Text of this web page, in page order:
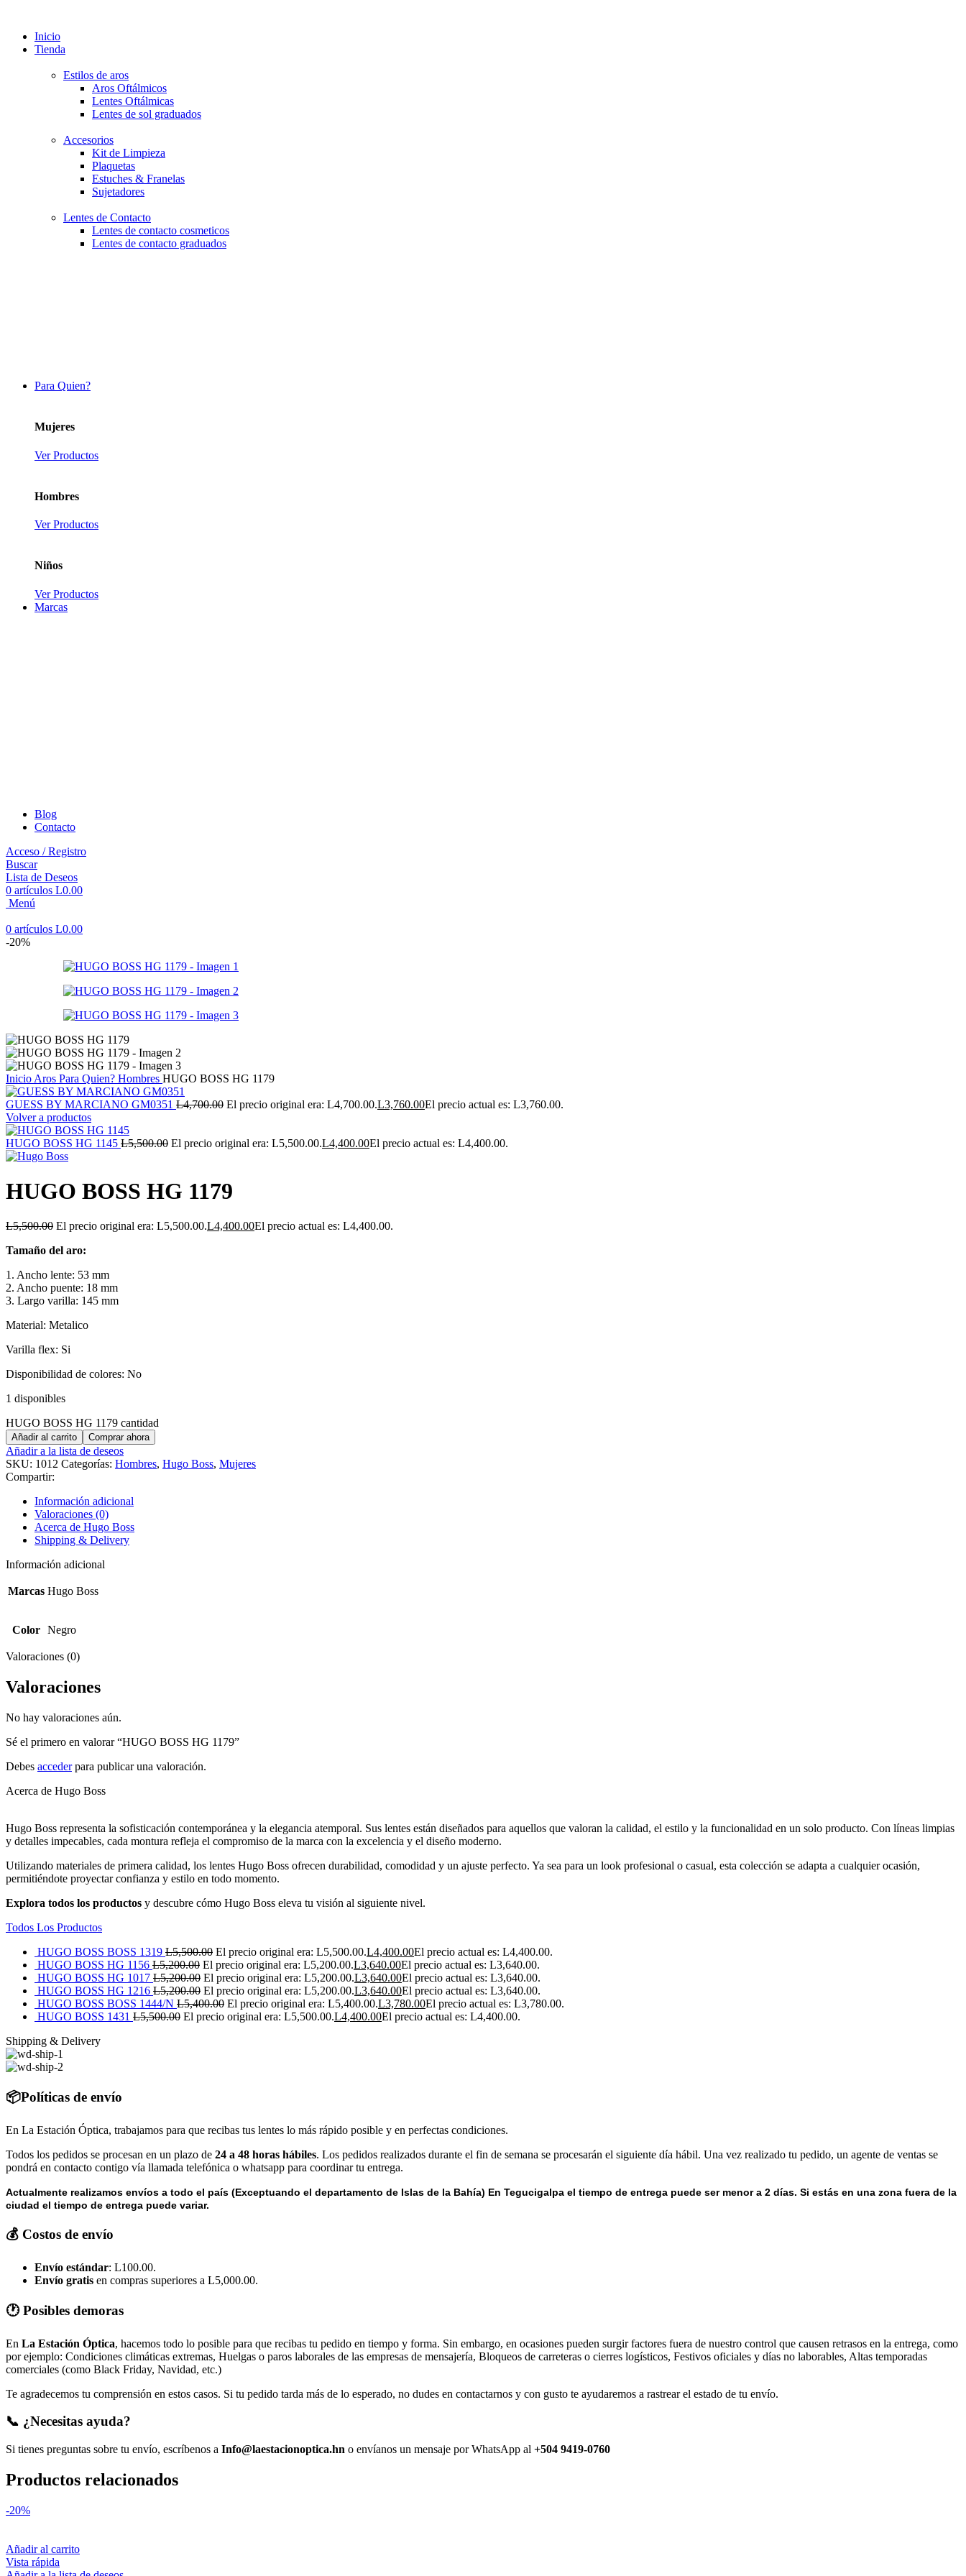
Inicio
Tienda
Estilos de aros
Aros Oftálmicos
Lentes Oftálmicas
Lentes de sol graduados
Accesorios
Kit de Limpieza
Plaquetas
Estuches & Franelas
Sujetadores
Lentes de Contacto
Lentes de contacto cosmeticos
Lentes de contacto graduados
Para Quien?
Mujeres
Ver Productos
Hombres
Ver Productos
Niños
Ver Productos
Marcas
Blog
Contacto
Acceso / Registro
Buscar
Lista de Deseos
0 artículos L0.00
Menú
0 artículos L0.00
-20%
Inicio Aros Para Quien? Hombres HUGO BOSS HG 1179
GUESS BY MARCIANO GM0351 L4,700.00 El precio original era: L4,700.00.L3,760.00El precio actual es: L3,760.00.
Volver a productos
HUGO BOSS HG 1145 L5,500.00 El precio original era: L5,500.00.L4,400.00El precio actual es: L4,400.00.
HUGO BOSS HG 1179
L5,500.00 El precio original era: L5,500.00.L4,400.00El precio actual es: L4,400.00.
Tamaño del aro:
1. Ancho lente: 53 mm
2. Ancho puente: 18 mm
3. Largo varilla: 145 mm
Material: Metalico
Varilla flex: Si
Disponibilidad de colores: No
1 disponibles
HUGO BOSS HG 1179 cantidad
Añadir al carrito Comprar ahora
Añadir a la lista de deseos
SKU: 1012 Categorías: Hombres, Hugo Boss, Mujeres
Compartir:
Información adicional
Valoraciones (0)
Acerca de Hugo Boss
Shipping & Delivery
Información adicional
Marcas Hugo Boss
Color Negro
Valoraciones (0)
Valoraciones
No hay valoraciones aún.
Sé el primero en valorar “HUGO BOSS HG 1179”
Debes accederpara publicar una valoración.
Acerca de Hugo Boss
Hugo Boss representa la sofisticación contemporánea y la elegancia atemporal. Sus lentes están diseñados para aquellos que valoran la calidad, el estilo y la funcionalidad en un solo producto. Con líneas limpias
y detalles impecables, cada montura refleja el compromiso de la marca con la excelencia y el diseño moderno.
Utilizando materiales de primera calidad, los lentes Hugo Boss ofrecen durabilidad, comodidad y un ajuste perfecto. Ya sea para un look profesional o casual, esta colección se adapta a cualquier ocasión,
permitiéndote proyectar confianza y estilo en todo momento.
Explora todos los productos y descubre cómo Hugo Boss eleva tu visión al siguiente nivel.
Todos Los Productos
HUGO BOSS BOSS 1319 L5,500.00 El precio original era: L5,500.00.L4,400.00El precio actual es: L4,400.00.
HUGO BOSS HG 1156 L5,200.00 El precio original era: L5,200.00.L3,640.00El precio actual es: L3,640.00.
HUGO BOSS HG 1017 L5,200.00 El precio original era: L5,200.00.L3,640.00El precio actual es: L3,640.00.
HUGO BOSS HG 1216 L5,200.00 El precio original era: L5,200.00.L3,640.00El precio actual es: L3,640.00.
HUGO BOSS BOSS 1444/N L5,400.00 El precio original era: L5,400.00.L3,780.00El precio actual es: L3,780.00.
HUGO BOSS 1431 L5,500.00 El precio original era: L5,500.00.L4,400.00El precio actual es: L4,400.00.
Shipping & Delivery
📦Políticas de envío
En La Estación Óptica, trabajamos para que recibas tus lentes lo más rápido posible y en perfectas condiciones.
Todos los pedidos se procesan en un plazo de 24 a 48 horas hábiles. Los pedidos realizados durante el fin de semana se procesarán el siguiente día hábil. Una vez realizado tu pedido, un agente de ventas se
pondrá en contacto contigo vía llamada telefónica o whatsapp para coordinar tu entrega.
Actualmente realizamos envíos a todo el país (Exceptuando el departamento de Islas de la Bahía) En Tegucigalpa el tiempo de entrega puede ser menor a 2 días. Si estás en una zona fuera de la
ciudad el tiempo de entrega puede variar.
💰 Costos de envío
Envío estándar: L100.00.
Envío gratis en compras superiores a L5,000.00.
🕐 Posibles demoras
En La Estación Óptica, hacemos todo lo posible para que recibas tu pedido en tiempo y forma. Sin embargo, en ocasiones pueden surgir factores fuera de nuestro control que causen retrasos en la entrega, como
por ejemplo: Condiciones climáticas extremas, Huelgas o paros laborales de las empresas de mensajería, Bloqueos de carreteras o cierres logísticos, Festivos oficiales y días no laborables, Altas temporadas
comerciales (como Black Friday, Navidad, etc.)
Te agradecemos tu comprensión en estos casos. Si tu pedido tarda más de lo esperado, no dudes en contactarnos y con gusto te ayudaremos a rastrear el estado de tu envío.
📞 ¿Necesitas ayuda?
Si tienes preguntas sobre tu envío, escríbenos a Info@laestacionoptica.hn o envíanos un mensaje por WhatsApp al +504 9419-0760
Productos relacionados
-20%
Añadir al carrito
Vista rápida